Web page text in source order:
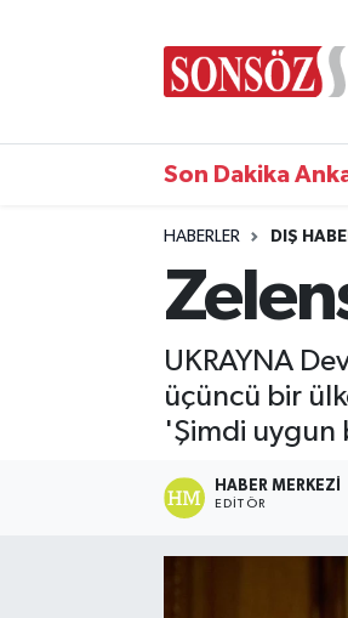
Son Dakika
HABERLER DIŞ
UKRAYNA
üçüncü bir
'Şimdi uygun
HABER MERKEZI
EDITÖR
Ankara Nöbetçi Eczaneler
Ankara Trafik Yoğunluk
Tüm Manşetler
Haber Arşivi